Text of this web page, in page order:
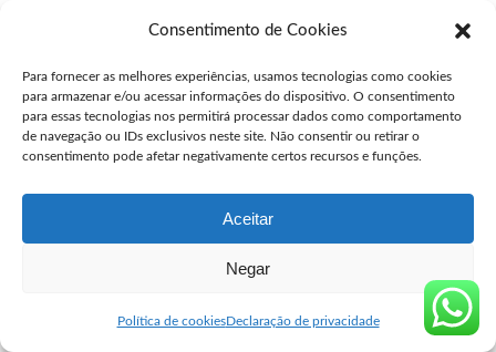
Consentimento de Cookies
Para fornecer as melhores experiências, usamos tecnologias como cookies
para armazenar e/ou acessar informações do dispositivo. O consentimento
para essas tecnologias nos permitirá processar dados como comportamento
de navegação ou IDs exclusivos neste site. Não consentir ou retirar o
consentimento pode afetar negativamente certos recursos e funções.
Aceitar
Negar
Política de cookiesDeclaração de privacidade